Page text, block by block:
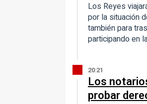
Los Reyes
por la situación
también para
participando en
20:21
Los
probar